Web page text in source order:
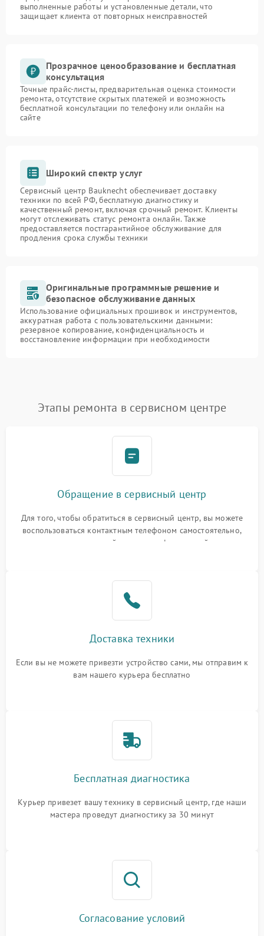
выполненные работы и установленные детали, что
защищает клиента от повторных неисправностей
Прозрачное ценообразование и бесплатная
консультация
Точные прайс-листы, предварительная оценка стоимости
ремонта, отсутствие скрытых платежей и возможность
бесплатной консультации по телефону или онлайн на
сайте
Широкий спектр услуг
Сервисный центр Bauknecht обеспечивает доставку
техники по всей РФ, бесплатную диагностику и
качественный ремонт, включая срочный ремонт. Клиенты
могут отслеживать статус ремонта онлайн. Также
предоставляется постгарантийное обслуживание для
продления срока службы техники
Оригинальные программные решение и
безопасное обслуживание данных
Использование официальных прошивок и инструментов,
аккуратная работа с пользовательскими данными:
резервное копирование, конфиденциальность и
восстановление информации при необходимости
Этапы ремонта в сервисном центре
Обращение в сервисный центр
Для того, чтобы обратиться в сервисный центр, вы можете
воспользоваться контактным телефоном самостоятельно,
или оставить свой номер телефона на сайте
Доставка техники
Если вы не можете привезти устройство сами, мы отправим к
вам нашего курьера бесплатно
Бесплатная диагностика
Курьер привезет вашу технику в сервисный центр, где наши
мастера проведут диагностику за 30 минут
Согласование условий